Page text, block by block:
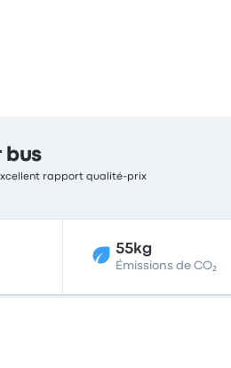
bus
rapport qualité-prix
55kg
Émissions de CO₂